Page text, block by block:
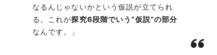
なるんじゃないかという仮説が立てられ
る。これが探究6段階でいう“仮説”の部分
なんです。」